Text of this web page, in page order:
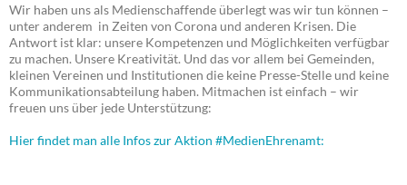
Wir haben uns als Medienschaffende überlegt was wir tun können –
unter anderem in Zeiten von Corona und anderen Krisen. Die
Antwort ist klar: unsere Kompetenzen und Möglichkeiten verfügbar
zu machen. Unsere Kreativität. Und das vor allem bei Gemeinden,
kleinen Vereinen und Institutionen die keine Presse-Stelle und keine
Kommunikationsabteilung haben. Mitmachen ist einfach – wir
freuen uns über jede Unterstützung:
Hier findet man alle Infos zur Aktion #MedienEhrenamt: